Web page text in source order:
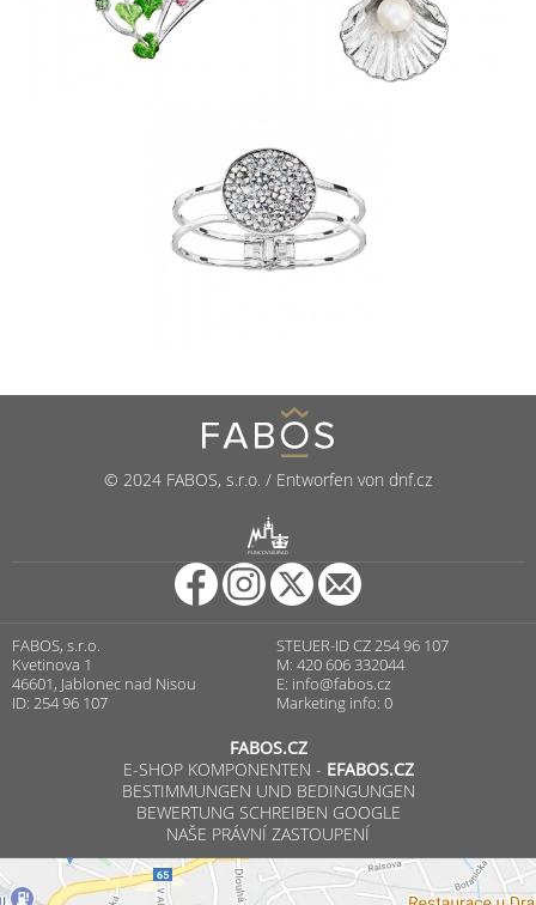
© 2024 FABOS, s.r.o. / Entworfen von dnf.cz
PUNCOVNÍ ÚŘAD
FABOS, s.r.o.
Kvetinova 1
46601, Jablonec nad Nisou
ID: 254 96 107
STEUER-ID CZ 254 96 107
M: 420 606 332044
E: info@fabos.cz
Marketing info: 0
FABOS.CZ
E-SHOP KOMPONENTEN - EFABOS.CZ
BESTIMMUNGEN UND BEDINGUNGEN
BEWERTUNG SCHREIBEN GOOGLE
NAŠE PRÁVNÍ ZASTOUPENÍ